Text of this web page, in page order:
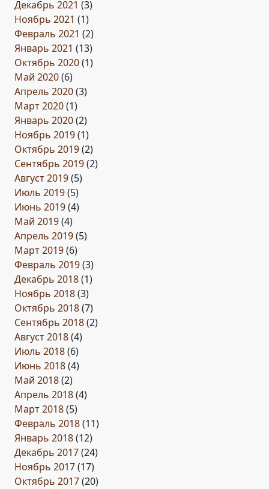
Декабрь 2021 (3)
Ноябрь 2021 (1)
Февраль 2021 (2)
Январь 2021 (13)
Октябрь 2020(1)
Май 2020(6)
Апрель 2020(3)
Март 2020(1)
Январь 2020(2)
Ноябрь 2019(1)
Октябрь 2019(2)
Сентябрь 2019(2)
Август 2019(5)
Июль 2019(5)
Июнь 2019(4)
Май 2019(4)
Апрель 2019(5)
Март 2019(6)
Февраль 2019(3)
Декабрь 2018(1)
Ноябрь 2018(3)
Октябрь 2018(7)
Сентябрь 2018(2)
Август 2018(4)
Июль 2018(6)
Июнь 2018(4)
Май 2018(2)
Апрель 2018(4)
Март 2018(5)
Февраль 2018(11)
Январь 2018(12)
Декабрь 2017(24)
Ноябрь 2017(17)
Октябрь 2017(20)